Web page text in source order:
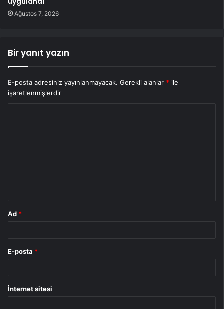
Ağustos 7, 2026
Bir yanıt yazın
E-posta adresiniz yayınlanmayacak. Gerekli alanlar * ile
işaretlenmişlerdir
Ad *
E-posta *
İnternet sitesi